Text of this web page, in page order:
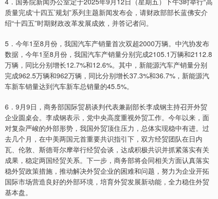
质量完成‘十四五’规划”系列主题新闻发布会，请财政部部长蓝佛安介
绍“十四五”时期财政改革发展成效，并答记者问。
5．今年1至8月份，我国汽车产销量首次双超2000万辆。中汽协发布
数据，今年1至8月份，我国汽车产销量分别完成2105.1万辆和2112.8
万辆，同比分别增长12.7%和12.6%。其中，新能源汽车产销量分别
完成962.5万辆和962万辆，同比分别增长37.3%和36.7%，新能源汽
车新车销量达到汽车新车总销量的45.5%。
6．9月9日，商务部国际贸易谈判代表兼副部长李成钢主持召开外贸
企业圆桌会。李成钢表示，党中央高度重视外贸工作。今年以来，面
对复杂严峻的外部形势，我国外贸顶住压力，总体实现稳中有进。过
去几个月，在中美两国元首重要共识指引下，双方经贸团队在日内
瓦、伦敦、斯德哥尔摩举行经贸会谈，达成积极共识并抓紧落实有关
成果，稳定两国经贸关系。下一步，商务部将会同相关方面认真落实
稳外贸政策措施，推动解决外贸企业的困难和问题，努力为企业开拓
国际市场营造良好的外部环境，培育外贸发展新动能，全力稳住外贸
基本盘。